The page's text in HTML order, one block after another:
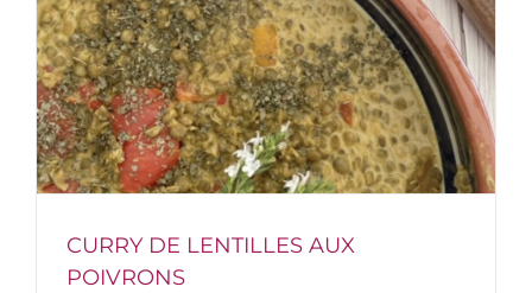
CURRY DE LENTILLES AUX
POIVRONS